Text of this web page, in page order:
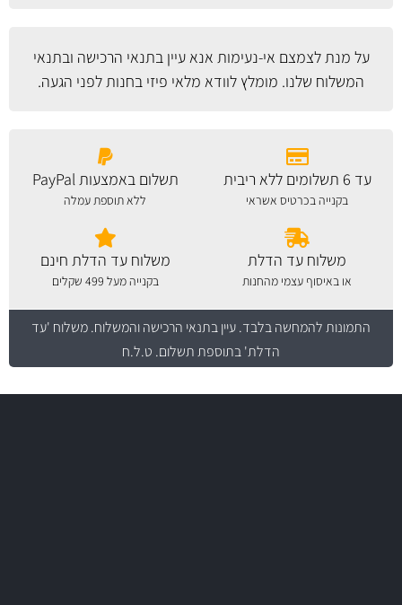
על מנת לצמצם אי-נעימות אנא עייןבתנאי הרכישה ובתנאי
המשלוח שלנו. מומלץ לוודא מלאי פיזי בחנות לפני הגעה.
עד 6 תשלומים ללא ריבית
בקנייה בכרטיס אשראי
תשלום באמצעות PayPal
ללא תוספת עמלה
משלוח עד הדלת
או באיסוף עצמי מהחנות
משלוח עד הדלת חינם
בקנייה מעל 499 שקלים
התמונות להמחשה בלבד.עיין בתנאי הרכישה והמשלוח. משלוח 'עד
הדלת' בתוספת תשלום. ט.ל.ח